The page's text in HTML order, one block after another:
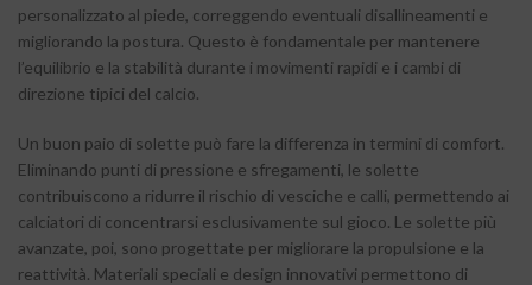
personalizzato al piede, correggendo eventuali disallineamenti e
migliorando la postura. Questo è fondamentale per mantenere
l’equilibrio e la stabilità durante i movimenti rapidi e i cambi di
direzione tipici del calcio.
Un buon paio di solette può fare la differenza in termini di comfort.
Eliminando punti di pressione e sfregamenti, le solette
contribuiscono a ridurre il rischio di vesciche e calli, permettendo ai
calciatori di concentrarsi esclusivamente sul gioco. Le solette più
avanzate, poi, sono progettate per migliorare la propulsione e la
reattività. Materiali speciali e design innovativi permettono di